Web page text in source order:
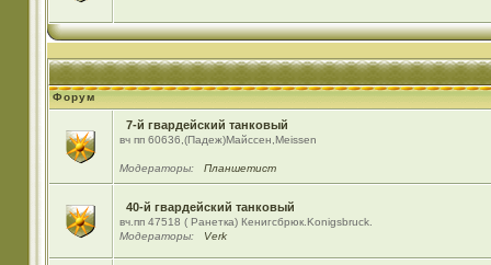
Форум
7-й гвардейский танковый
вч пп 60636,(Падеж)Майсcен,Meissen
Модераторы: Планшетист
40-й гвардейский танковый
вч.пп 47518 ( Ранетка) Кенигсбрюк.Konigsbruck.
Модераторы:
Verk